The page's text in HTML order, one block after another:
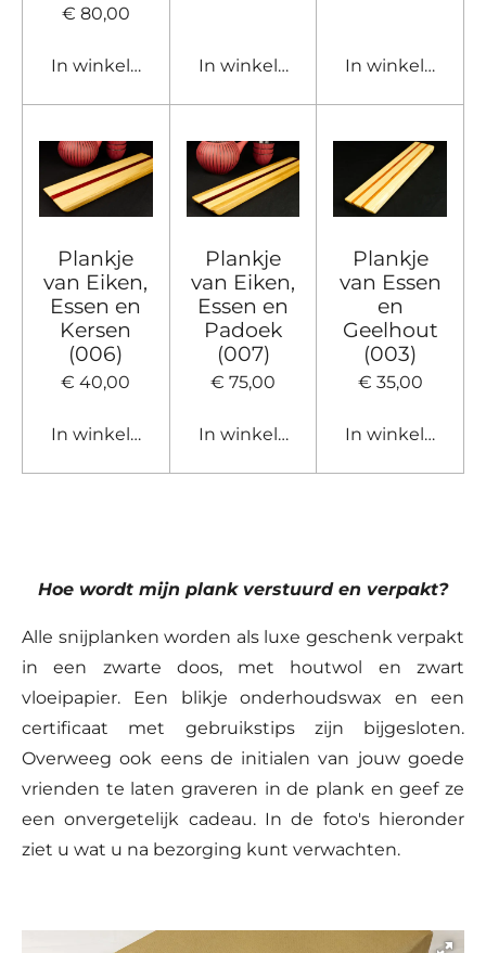
€ 80,00
In winkelwagen In winkelwagen In winkelwagen
Plankje
van Eiken,
Essen en
Kersen
(006)
€ 40,00
In winkelwagen
Plankje
van Eiken,
Essen en
Padoek
(007)
€ 75,00
In winkelwagen
Plankje
van Essen
en
Geelhout
(003)
€ 35,00
In winkelwagen
Hoe wordt mijn plank verstuurd en verpakt?
Alle snijplanken worden als luxe geschenk verpakt
in een zwarte doos, met houtwol en zwart
vloeipapier. Een blikje onderhoudswax en een
certificaat met gebruikstips zijn bijgesloten.
Overweeg ook eens de initialen van jouw goede
vrienden te laten graveren in de plank en geef ze
een onvergetelijk cadeau. In de foto's hieronder
ziet u wat u na bezorging kunt verwachten.